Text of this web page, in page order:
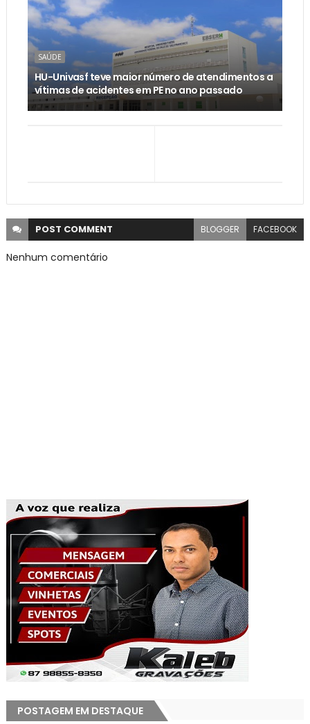
SAÚDE
HU-Univasf teve maior número de atendimentos a
vítimas de acidentes em PE no ano passado
POST COMMENT BLOGGER FACEBOOK
Nenhum comentário
POSTAGEM EM DESTAQUE